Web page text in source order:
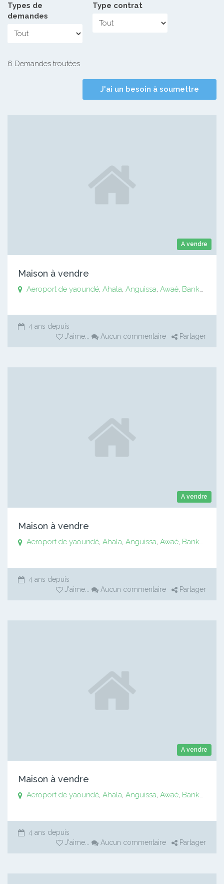
Types de
demandes
Type contrat
6 Demandes troutées
J'ai un besoin à soumettre
A vendre
Maison à vendre
Aeroport de yaoundé, Ahala Anguissa Awaé, Bankomo
4 ans depuis
J'aime ... Aucun commentaire Partager
A vendre
Maison à vendre
Aeroport de yaoundé, Ahala, Anguissa, Awaé, Bankomo
4 ans depuis
J'aime ... Aucun commentaire Partager
A vendre
Maison à vendre
Aeroport de yaoundé, Ahala, Anguissa, Awaé, Bankomo
4 ans depuis
J'aime ... Aucun commentaire Partager